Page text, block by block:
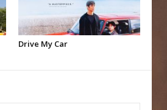
Drive My Car